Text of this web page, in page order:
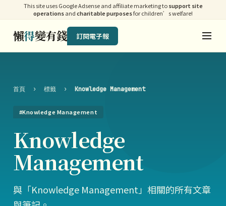
This site uses Google Adsense and affiliate marketing tosupport site
operationsandcharitable purposesfor children’s welfare!
懶得變有錢 訂閱電子報
首頁 › 標籤 › Knowledge Management
#Knowledge Management
Knowledge
Management
與「Knowledge Management」相關的所有文章